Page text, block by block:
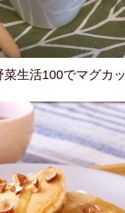
生活100でマグカ